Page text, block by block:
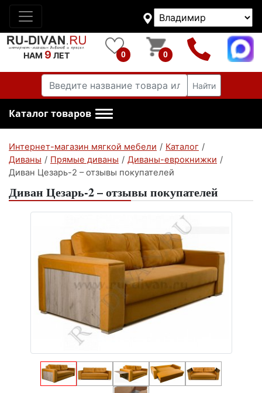
НАМ 9 ЛЕТ 0 0
Найти
Каталог товаров
Интернет-магазин мягкой мебели / Каталог /
Диваны / Прямые диваны / Диваны-еврокнижки /
Диван Цезарь-2 – отзывы покупателей
Диван Цезарь-2 – отзывы покупателей